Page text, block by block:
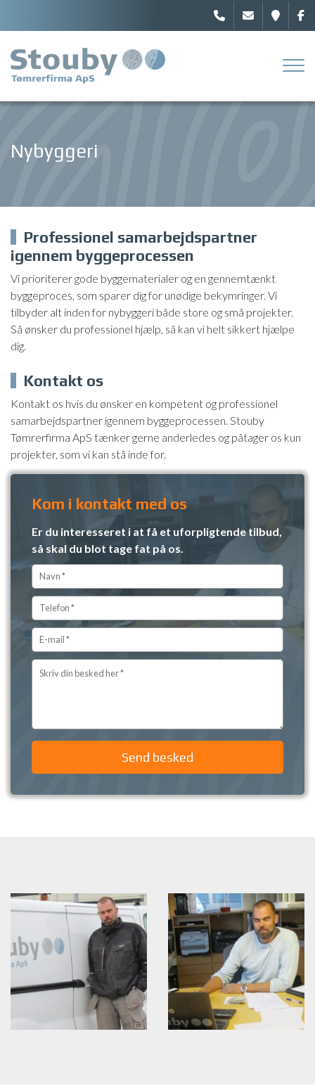
Nybyggeri
Professionel samarbejdspartner
igennem byggeprocessen
Vi prioriterer gode byggematerialer og en gennemtænkt
byggeproces, som sparer dig for unødige bekymringer. Vi
tilbyder alt inden for nybyggeri både store og små projekter.
Så ønsker du professionel hjælp, så kan vi helt sikkert hjælpe
dig.
Kontakt os
Kontakt os hvis du ønsker en kompetent og professionel
samarbejdspartner igennem byggeprocessen. Stouby
Tømrerfirma ApS tænker gerne anderledes og påtager os kun
projekter, som vi kan stå inde for.
Kom i kontakt med os
Er du interesseret i at få et uforpligtende tilbud,
så skal du blot tage fat på os.